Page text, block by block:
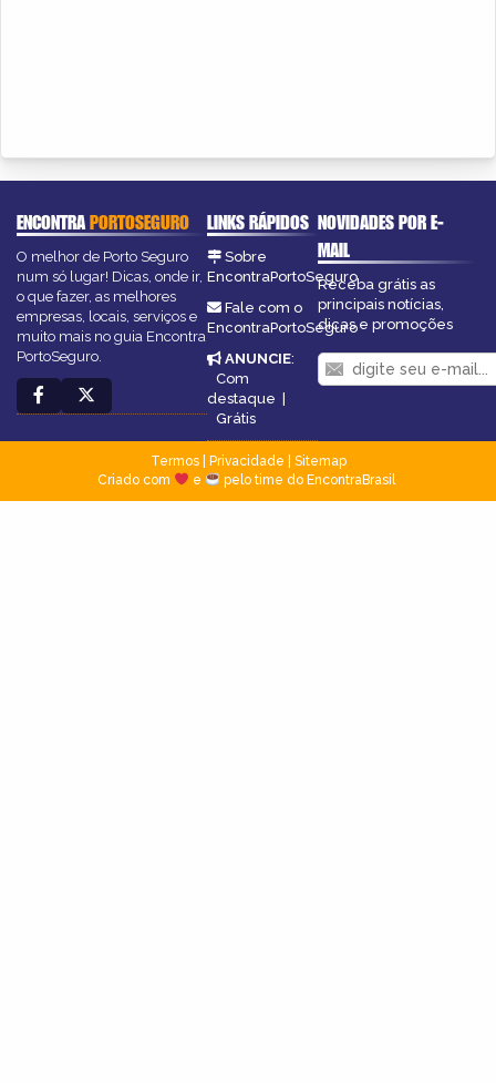
ENCONTRAPORTOSEGURO
O melhor de Porto Seguro
num só lugar! Dicas, onde ir,
o que fazer, as melhores
empresas, locais, serviços e
muito mais no guia Encontra
PortoSeguro.
LINKS RÁPIDOS
Sobre
EncontraPortoSeguro
Fale com o
EncontraPortoSeguro
ANUNCIE:
Com
destaque |
Grátis
NOVIDADES POR E-
MAIL
Receba grátis as
principais notícias,
dicas e promoções
Termos| Privacidade
Sitemap
Criado com
e pelo time do EncontraBrasil